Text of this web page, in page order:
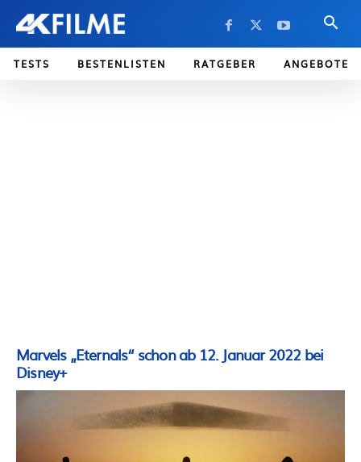
TESTS BESTENLISTEN RATGEBER ANGEBOTE
Marvels „Eternals“ schon ab 12. Januar 2022 bei
Disney+